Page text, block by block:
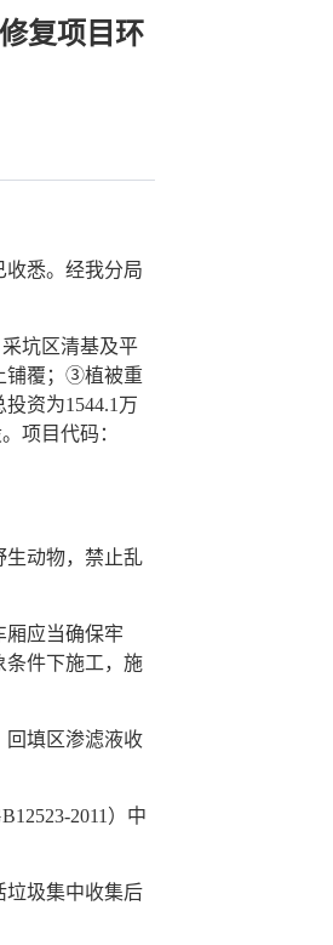
复项目环
悉。经我分局
坑区清基及平
铺覆；③植被重
资为1544.1万
项目代码：
动物，禁止乱
应当确保牢
条件下施工，施
填区渗滤液收
2011）中
圾集中收集后